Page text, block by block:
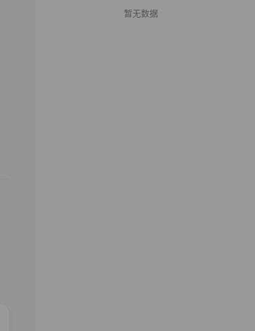
暂无数据